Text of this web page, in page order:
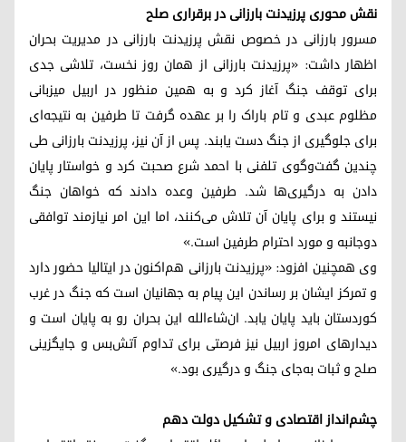
نقش محوری پرزیدنت بارزانی در برقراری صلح
مسرور بارزانی در خصوص نقش پرزیدنت بارزانی در مدیریت بحران
اظهار داشت: «پرزیدنت بارزانی از همان روز نخست، تلاشی جدی
برای توقف جنگ آغاز کرد و به همین منظور در اربیل میزبانی
مظلوم عبدی و تام باراک را بر عهده گرفت تا طرفین به نتیجه‌ای
برای جلوگیری از جنگ دست یابند. پس از آن نیز، پرزیدنت بارزانی طی
چندین گفت‌وگوی تلفنی با احمد شرع صحبت کرد و خواستار پایان
دادن به درگیری‌ها شد. طرفین وعده دادند که خواهان جنگ
نیستند و برای پایان آن تلاش می‌کنند، اما این امر نیازمند توافقی
دوجانبه و مورد احترام طرفین است.»
وی همچنین افزود: «پرزیدنت بارزانی هم‌اکنون در ایتالیا حضور دارد
و تمرکز ایشان بر رساندن این پیام به جهانیان است که جنگ در غرب
کوردستان باید پایان یابد. ان‌شاءالله این بحران رو به پایان است و
دیدارهای امروز اربیل نیز فرصتی برای تداوم آتش‌بس و جایگزینی
صلح و ثبات به‌جای جنگ و درگیری بود.»
چشم‌انداز اقتصادی و تشکیل دولت دهم